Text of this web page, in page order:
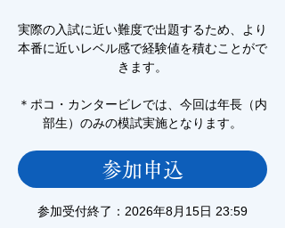
実際の入試に近い難度で出題するため、より
本番に近いレベル感で経験値を積むことがで
きます。
＊ポコ・カンタービレでは、今回は年長（内
部生）のみの模試実施となります。
参加申込
参加受付終了：2026年8月15日 23:59